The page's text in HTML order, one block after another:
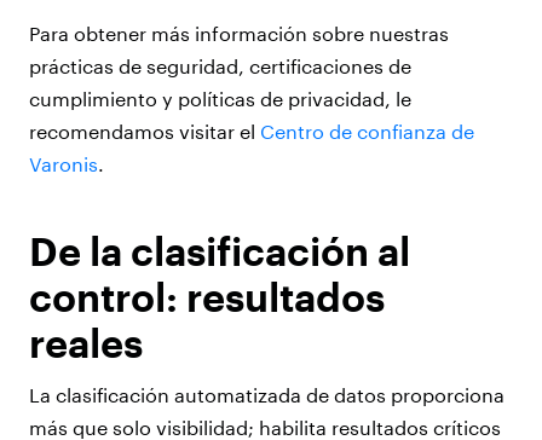
Para obtener más información sobre nuestras
prácticas de seguridad, certificaciones de
cumplimiento y políticas de privacidad, le
recomendamos visitar el Centro de confianza de
Varonis.
De la clasificación al
control: resultados
reales
La clasificación automatizada de datos proporciona
más que solo visibilidad; habilita resultados críticos